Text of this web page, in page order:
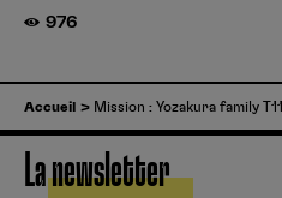
976
Accueil Mission : Yozakura family T11
La newsletter